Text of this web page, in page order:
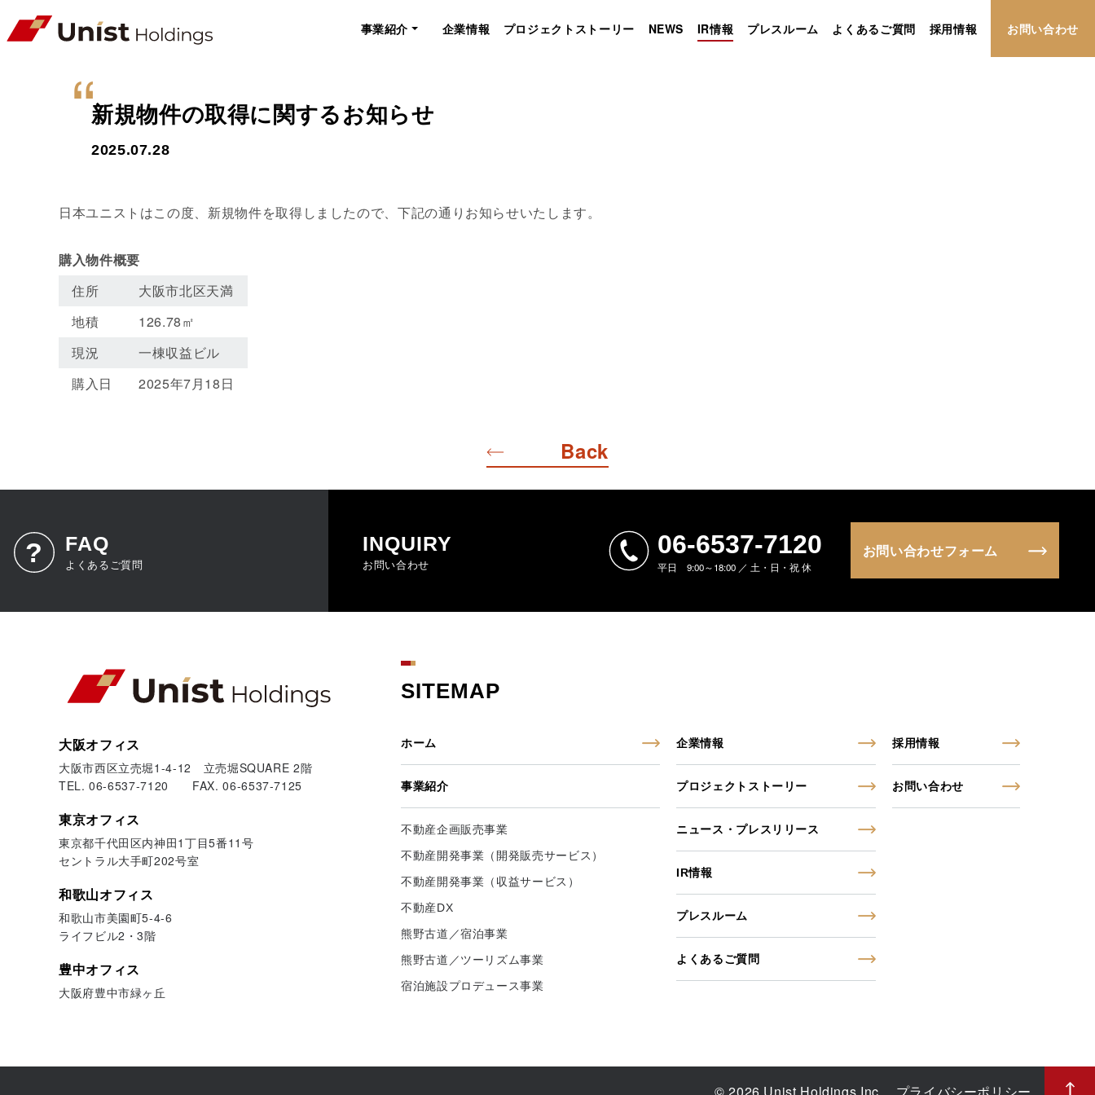
事業紹介 企業情報 プロジェクトストーリー NEWS IR情報 プレスルーム よくあるご質問 採用情報 お問い合わせ
新規物件の取得に関するお知らせ
2025.07.28
日本ユニストはこの度、新規物件を取得しましたので、下記の通りお知らせいたします。
購入物件概要
住所
大阪市北区天満
地積
126.78㎡
現況
一棟収益ビル
購入日
2025年7月18日
Back
FAQ
よくあるご質問
INQUIRY
お問い合わせ
06-6537-7120
平日 9:00～18:00 ／ 土・日・祝 休
お問い合わせフォーム
大阪オフィス
大阪市西区立売堀1-4-12 立売堀SQUARE 2階
TEL. 06-6537-7120 FAX. 06-6537-7125
東京オフィス
東京都千代田区内神田1丁目5番11号
セントラル大手町202号室
和歌山オフィス
和歌山市美園町5-4-6
ライフビル2・3階
豊中オフィス
大阪府豊中市緑ヶ丘
SITEMAP
ホーム
事業紹介
不動産企画販売事業
不動産開発事業（開発販売サービス）
不動産開発事業（収益サービス）
不動産DX
熊野古道／宿泊事業
熊野古道／ツーリズム事業
宿泊施設プロデュース事業
企業情報
プロジェクトストーリー
ニュース・プレスリリース
IR情報
プレスルーム
よくあるご質問
採用情報
お問い合わせ
© 2026 Unist Holdings Inc. プライバシーポリシー